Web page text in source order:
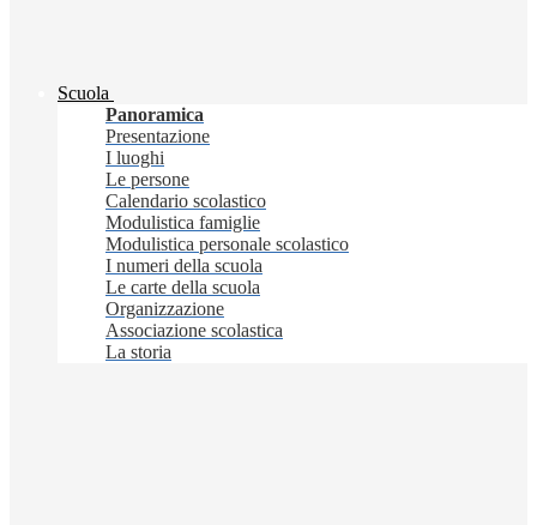
Scuola
Panoramica
Presentazione
I luoghi
Le persone
Calendario scolastico
Modulistica famiglie
Modulistica personale scolastico
I numeri della scuola
Le carte della scuola
Organizzazione
Associazione scolastica
La storia